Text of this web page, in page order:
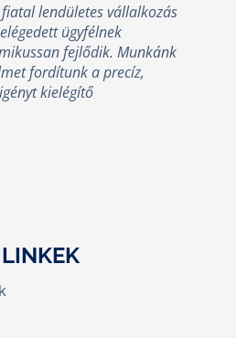
lendületes vállalkozás
ügyfélnek
fejlődik. Munkánk
fordítunk a precíz,
kielégítő